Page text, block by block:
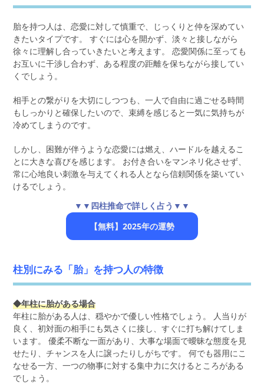
胎を持つ人は、恋愛に対して慎重で、じっくりと仲を深めてい
きたいタイプです。 すぐには心を開かず、淡々と接しながら
徐々に理解し合っていきたいと考えます。 恋愛関係に至っても
お互いに干渉し合わず、ある程度の距離を保ちながら接してい
くでしょう。
相手との繋がりを大切にしつつも、一人で自由に過ごせる時間
もしっかりと確保したいので、束縛を感じると一気に気持ちが
冷めてしまうのです。
しかし、困難が伴うような恋愛には燃え、ハードルを越えるこ
とに大きな喜びを感じます。 お付き合いをマンネリ化させず、
常に心地良い刺激を与えてくれる人となら信頼関係を築いてい
けるでしょう。
▼▼四柱推命で詳しく占う▼▼
【無料】2025年の運勢
柱別にみる「胎」を持つ人の特徴
◆年柱に胎がある場合
年柱に胎がある人は、穏やかで優しい性格でしょう。 人当りが
良く、初対面の相手にも気さくに接し、すぐに打ち解けてしま
います。 優柔不断な一面があり、大事な場面で曖昧な態度を見
せたり、チャンスを人に譲ったりしがちです。 何でも器用にこ
なせる一方、一つの物事に対する集中力に欠けるところがある
でしょう。